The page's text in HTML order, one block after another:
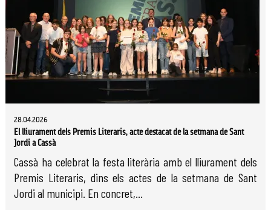
28.04.2026
El lliurament dels Premis Literaris, acte destacat de la setmana de Sant
Jordi a Cassà
Cassà ha celebrat la festa literària amb el lliurament dels
Premis Literaris, dins els actes de la setmana de Sant
Jordi al municipi. En concret,...